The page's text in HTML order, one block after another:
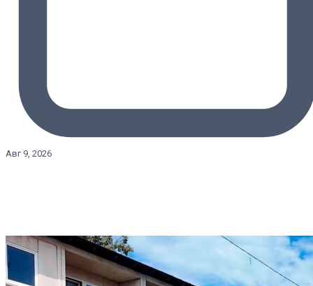
Авг 9, 2026